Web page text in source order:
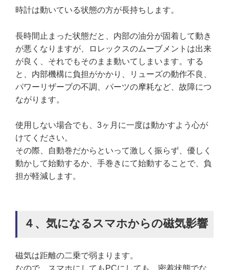
時計は動いている状態の方が長持ちします。
長時間止まった状態だと、内部の油分が固着して動き
が悪くなりますが、ロレックスのムーブメントは出来
が良く、それでもそのまま動いてしまいます。する
と、内部機構に負担がかかり、リューズの動作不良、
パワーリザーブの不調、パーツの摩耗など、故障につ
ながります。
使用しない場合でも、3ヶ月に一度は動かすよう心が
けてください。
その際、自動巻だからといって激しく振らず、優しく
動かして始動するか、手巻きにて始動することで、負
担が軽減します。
４、気になるスマホからの磁気影響
磁気は距離の二乗で弱まります。